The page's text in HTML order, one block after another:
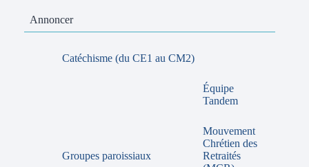
Annoncer
Catéchisme (du CE1 au CM2)
Groupes paroissiaux
Équipe
Tandem
Mouvement
Chrétien des
Retraités